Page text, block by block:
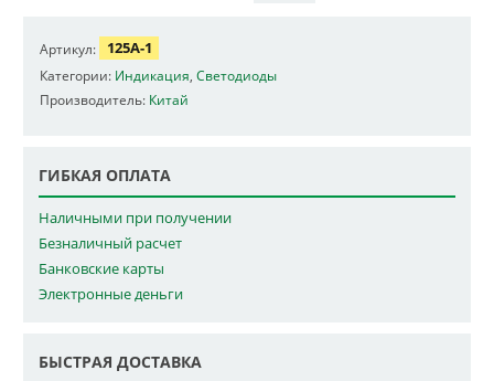
Артикул: 125A-1
Категории: Индикация Светодиоды
Производитель: Китай
ГИБКАЯ ОПЛАТА
Наличными при получении
Безналичный расчет
Банковские карты
Электронные деньги
БЫСТРАЯ ДОСТАВКА